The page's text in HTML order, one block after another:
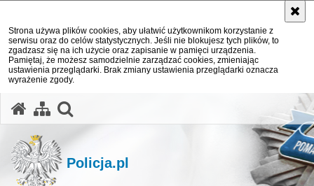
Strona używa plików cookies, aby ułatwić użytkownikom korzystanie z
serwisu oraz do celów statystycznych. Jeśli nie blokujesz tych plików, to
zgadzasz się na ich użycie oraz zapisanie w pamięci urządzenia.
Pamiętaj, że możesz samodzielnie zarządzać cookies, zmieniając
ustawienia przeglądarki. Brak zmiany ustawienia przeglądarki oznacza
wyrażenie zgody.
Policja.pl